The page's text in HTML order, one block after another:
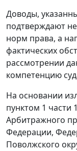
Доводы,
подтверждают
норм права, а
фактических
рассмотрении
компетенцию
На основании
пунктом 1 части
Арбитражного
Федерации,
Поволжского